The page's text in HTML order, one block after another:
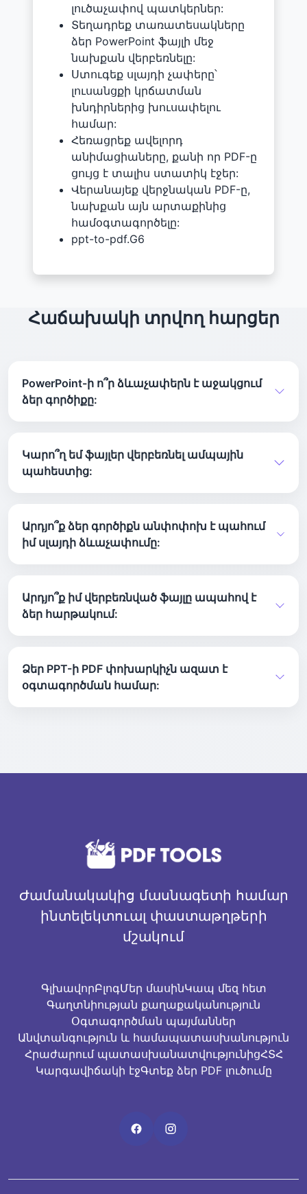
լուծաչափով պատկերներ:
Տեղադրեք տառատեսակները
ձեր PowerPoint ֆայլի մեջ
նախքան վերբեռնելը:
Ստուգեք սլայդի չափերը՝
լուսանցքի կրճատման
խնդիրներից խուսափելու
համար:
Հեռացրեք ավելորդ
անիմացիաները, քանի որ PDF-ը
ցույց է տալիս ստատիկ էջեր:
Վերանայեք վերջնական PDF-ը,
նախքան այն արտաքինից
համօգտագործելը:
ppt-to-pdf.G6
Հաճախակի տրվող հարցեր
PowerPoint-ի ո՞ր ձևաչափերն է աջակցում
ձեր գործիքը:
այնպես էլ PPTX ֆայլի ձևաչափերին:
Կարո՞ղ եմ ֆայլեր վերբեռնել ամպային
պահեստից:
Google Drive-ից կամ Dropbox-ից:
Արդյո՞ք ձեր գործիքն անփոփոխ է պահում
իմ սլայդի ձևաչափումը:
դասավորությունը, տառատեսակները և
պատկերները:
Արդյո՞ք իմ վերբեռնված ֆայլը ապահով է
ձեր հարթակում:
Ձեր PPT-ի PDF փոխարկիչն ազատ է
օգտագործման համար:
Ժամանակակից մասնագետի համար
ինտելեկտուալ փաստաթղթերի
մշակում
ԳլխավորԲլոգՄեր մասինԿապ մեզ հետ
Գաղտնիության քաղաքականություն
Օգտագործման պայմաններ
Անվտանգություն և համապատասխանություն
Հրաժարում պատասխանատվությունիցՀՏՀ
Կարգավիճակի էջԳտեք ձեր PDF լուծումը